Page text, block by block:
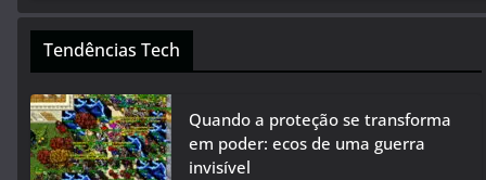
Tendências Tech
Quando a proteção se transforma
em poder: ecos de uma guerra
invisível